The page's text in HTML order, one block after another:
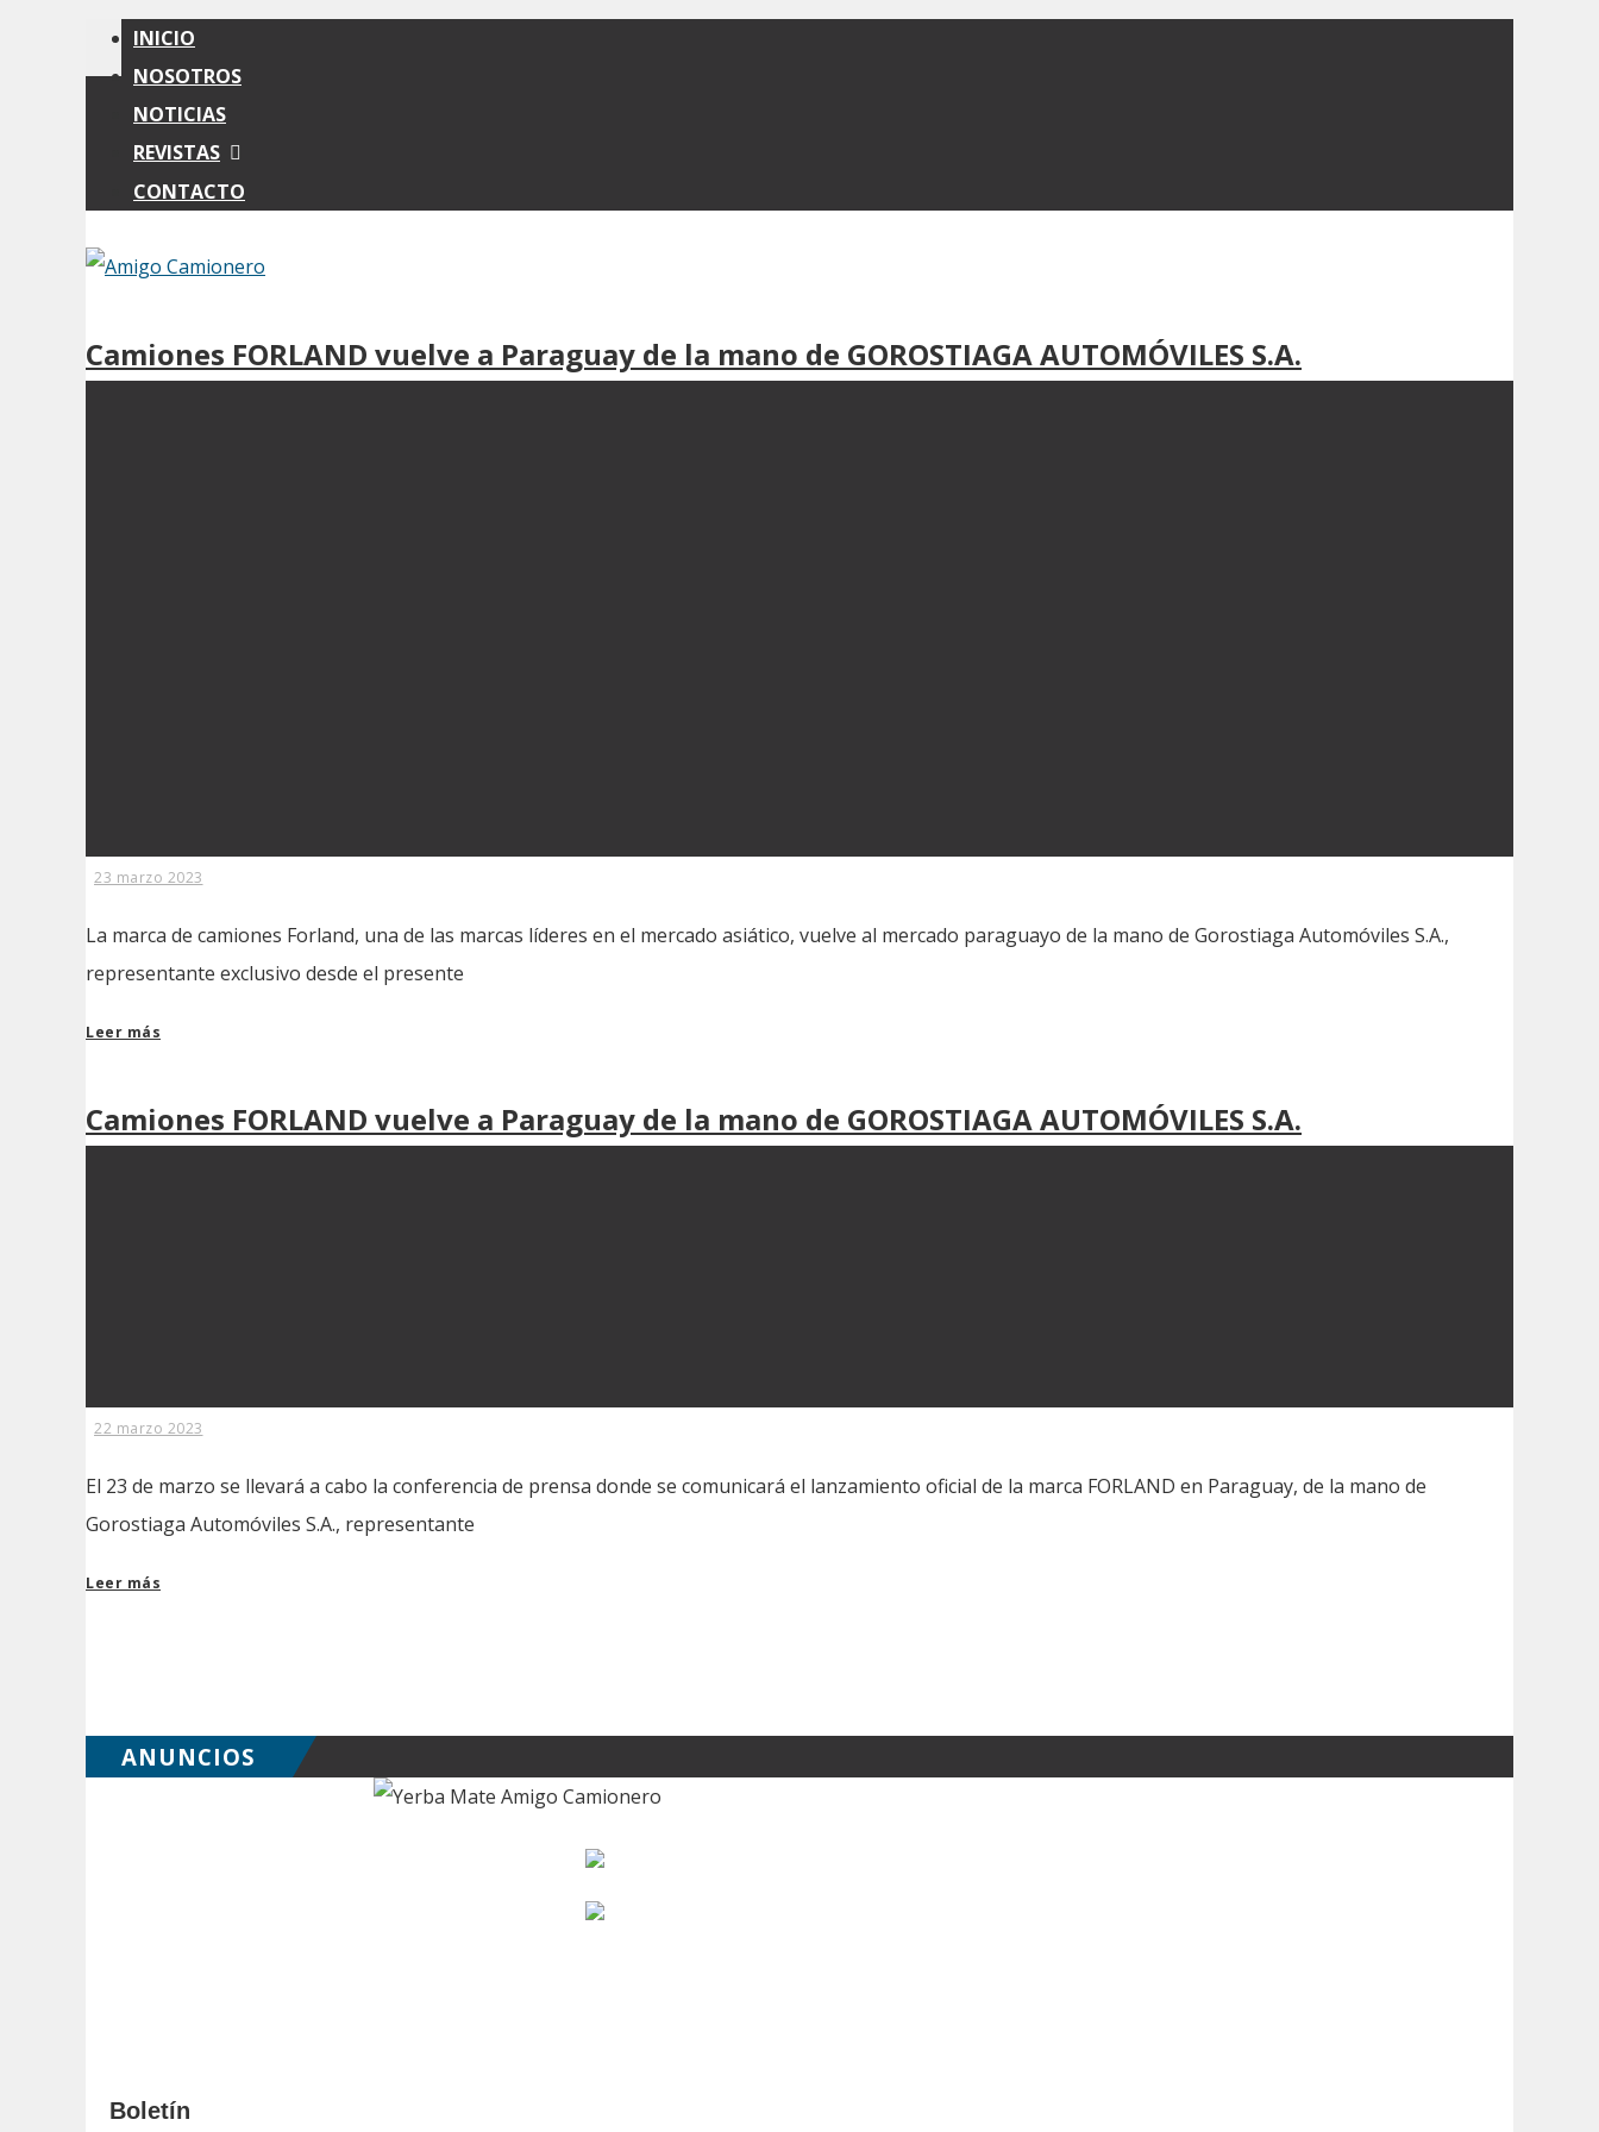
INICIO
NOSOTROS
NOTICIAS
REVISTAS
CONTACTO
Camiones FORLAND vuelve a Paraguay de la mano de GOROSTIAGA AUTOMÓVILES S.A.
23 marzo 2023
La marca de camiones Forland, una de las marcas líderes en el mercado asiático, vuelve al mercado paraguayo de la mano de Gorostiaga Automóviles S.A.,
representante exclusivo desde el presente
Leer más
Camiones FORLAND vuelve a Paraguay de la mano de GOROSTIAGA AUTOMÓVILES S.A.
22 marzo 2023
El 23 de marzo se llevará a cabo la conferencia de prensa donde se comunicará el lanzamiento oficial de la marca FORLAND en Paraguay, de la mano de
Gorostiaga Automóviles S.A., representante
Leer más
ANUNCIOS
Boletín